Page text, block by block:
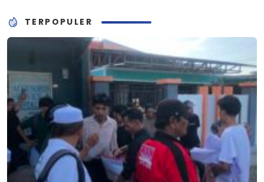
TERPOPULER